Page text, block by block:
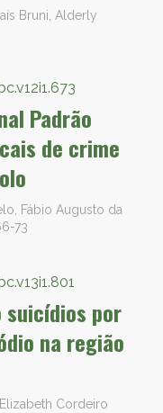
Bruni, Alderly
Padrão
de crime
Fábio Augusto da
73
suicídios por
na região
Cordeiro